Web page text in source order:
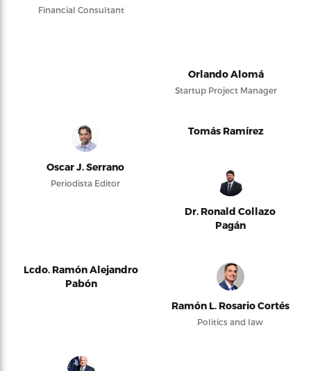
Financial Consultant
Orlando Alomá
Startup Project Manager
Oscar J. Serrano
Periodista Editor
Tomás Ramírez
Dr. Ronald Collazo
Pagán
Lcdo. Ramón Alejandro
Pabón
Ramón L. Rosario Cortés
Politics and law